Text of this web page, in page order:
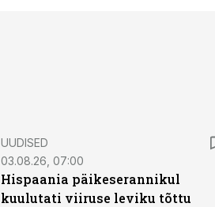
UUDISED
03.08.26, 07:00
Hispaania päikeserannikul
kuulutati viiruse leviku tõttu